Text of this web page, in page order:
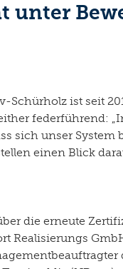
unter
Schürholz ist seit
federführend:
sich unser
einen Blick
die erneute
Realisierungs